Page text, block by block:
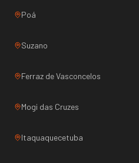
Poá
Suzano
Ferraz de Vasconcelos
Mogi das Cruzes
Itaquaquecetuba